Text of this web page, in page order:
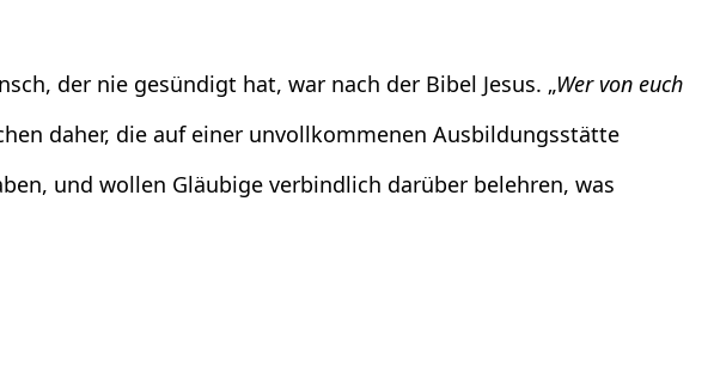
der nie gesündigt hat, war nach der Bibel Jesus. „Wer von euch
daher, die auf einer unvollkommenen Ausbildungsstätte
und wollen Gläubige verbindlich darüber belehren, was